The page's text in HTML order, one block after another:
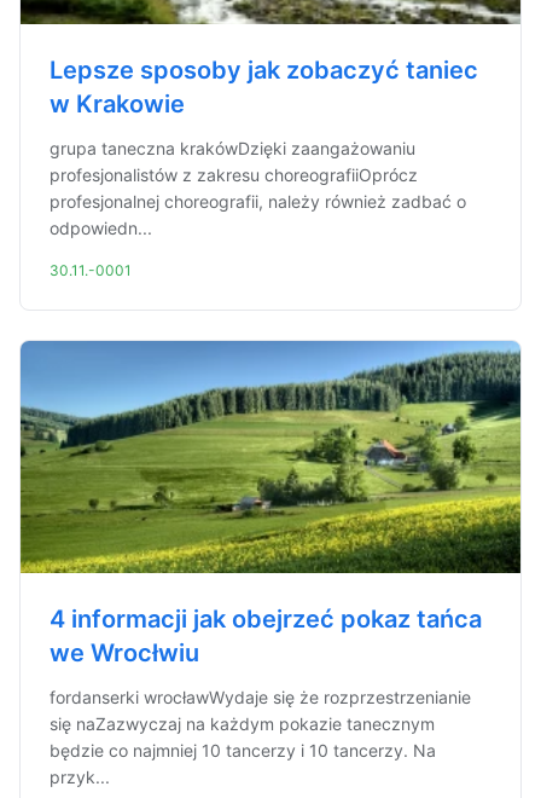
Lepsze sposoby jak zobaczyć taniec
w Krakowie
grupa taneczna krakówDzięki zaangażowaniu
profesjonalistów z zakresu choreografiiOprócz
profesjonalnej choreografii, należy również zadbać o
odpowiedn...
30.11.-0001
4 informacji jak obejrzeć pokaz tańca
we Wrocłwiu
fordanserki wrocławWydaje się że rozprzestrzenianie
się naZazwyczaj na każdym pokazie tanecznym
będzie co najmniej 10 tancerzy i 10 tancerzy. Na
przyk...